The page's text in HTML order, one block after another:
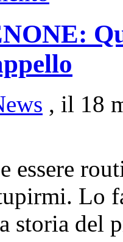
, il 18
essere
Lo
storia del